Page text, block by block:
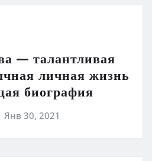
— талантливая
личная жизнь
биография
Янв 30, 2021